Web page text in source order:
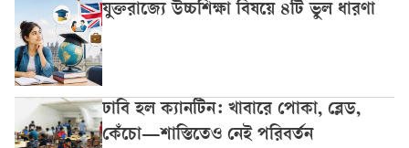
যুক্তরাজ্যে উচ্চশিক্ষা বিষয়ে ৪টি ভুল ধারণা
ঢাবি হল ক্যানটিন: খাবারে পোকা, ব্লেড,
কেঁচো—শাস্তিতেও নেই পরিবর্তন